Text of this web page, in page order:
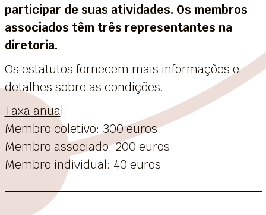
participar de suas atividades. Os membros
associados têm três representantes na
diretoria.
Os estatutos fornecem mais informações e
detalhes sobre as condições.
Taxa anual:
Membro coletivo: 300 euros
Membro associado: 200 euros
Membro individual: 40 euros